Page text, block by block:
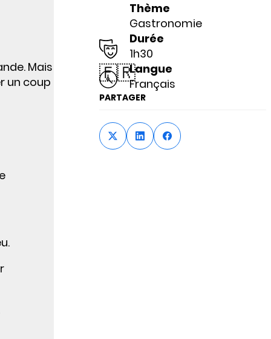
Mais
un coup
Thème
Gastronomie
Durée
1h30
🇫🇷Langue
Français
PARTAGER